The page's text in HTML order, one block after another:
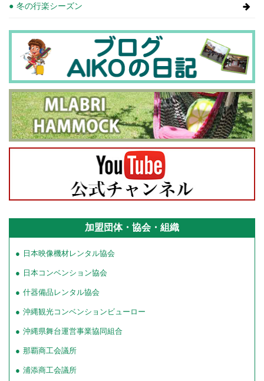
冬の行楽シーズン
加盟団体・協会・組織
日本映像機材レンタル協会
日本コンベンション協会
什器備品レンタル協会
沖縄観光コンベンションビューロー
沖縄県舞台運営事業協同組合
那覇商工会議所
浦添商工会議所